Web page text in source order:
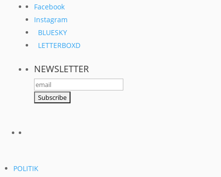
Facebook
Instagram
BLUESKY
LETTERBOXD
NEWSLETTER
POLITIK